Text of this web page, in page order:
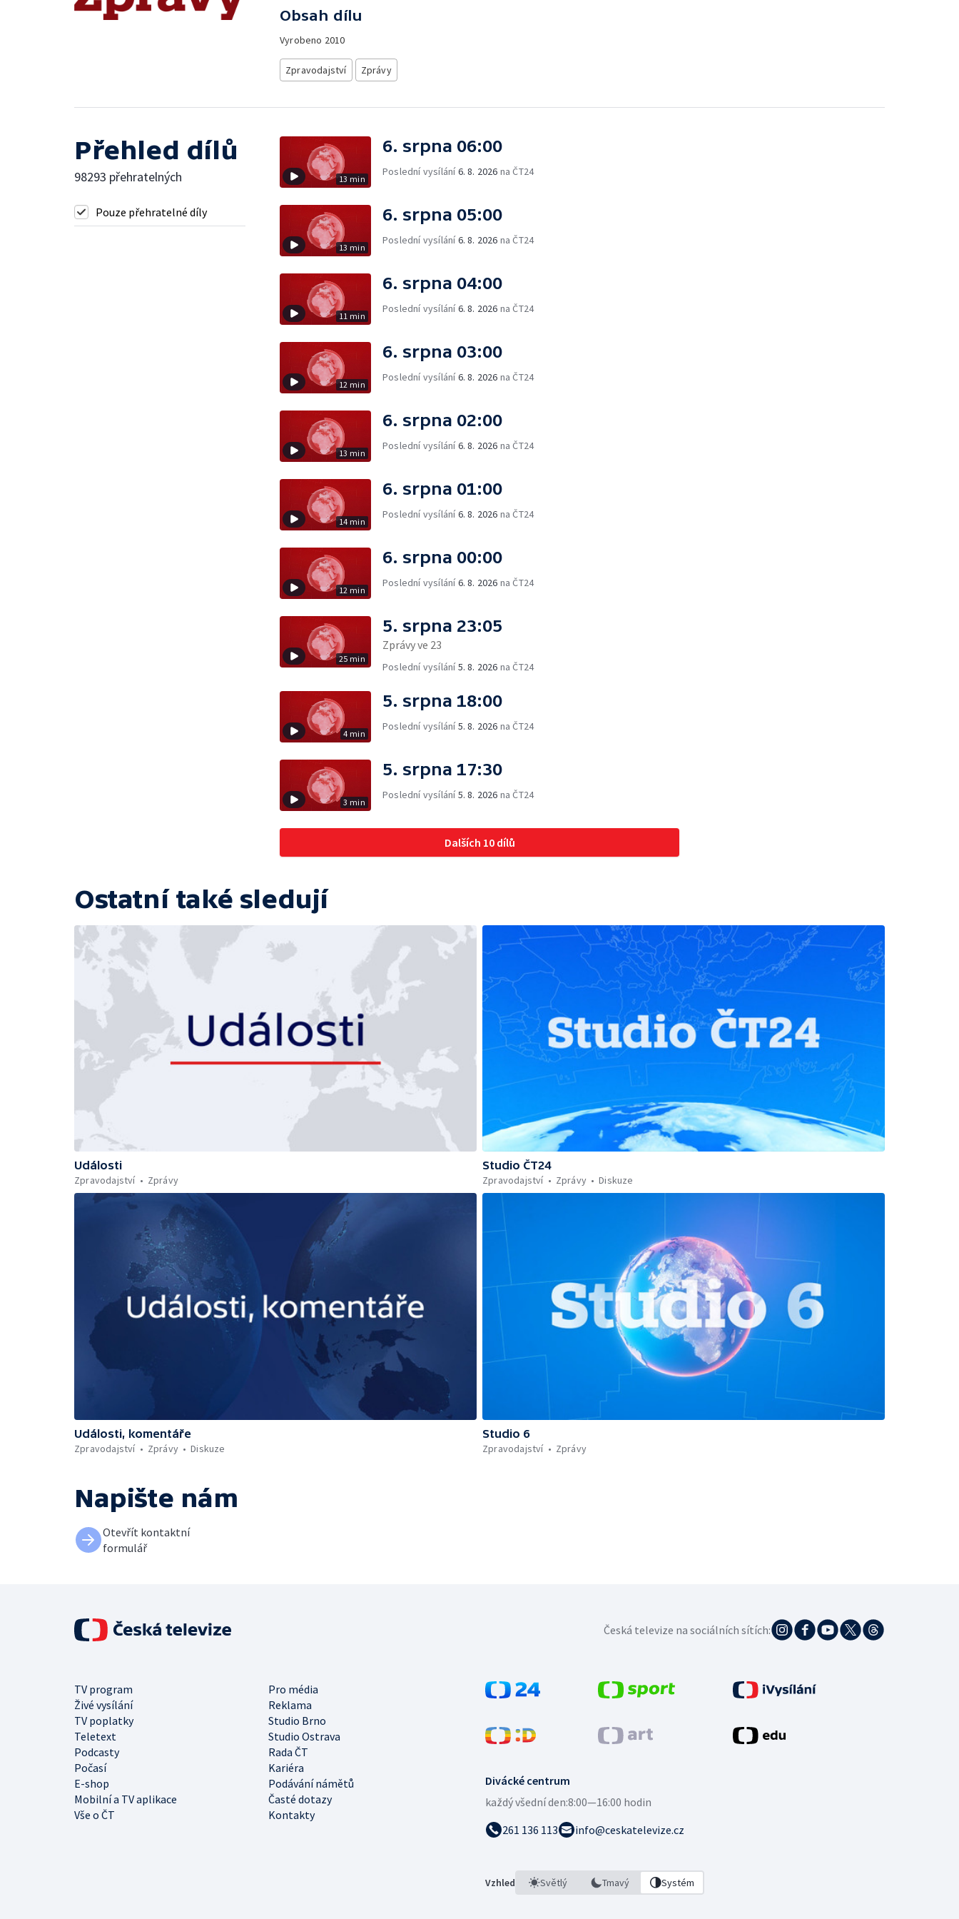
Obsah dílu
Vyrobeno 2010
Zpravodajství Zprávy
Přehled dílů
98293 přehratelných
Pouze přehratelné díly
13 min
6. srpna 06:00
Poslední vysílání6. 8. 2026 na ČT24
13 min
6. srpna 05:00
Poslední vysílání6. 8. 2026 na ČT24
11 min
6. srpna 04:00
Poslední vysílání6. 8. 2026 na ČT24
12 min
6. srpna 03:00
Poslední vysílání6. 8. 2026 na ČT24
13 min
6. srpna 02:00
Poslední vysílání6. 8. 2026 na ČT24
14 min
6. srpna 01:00
Poslední vysílání6. 8. 2026 na ČT24
12 min
6. srpna 00:00
Poslední vysílání6. 8. 2026 na ČT24
25 min
5. srpna 23:05
Zprávy ve 23
Poslední vysílání5. 8. 2026 na ČT24
4 min
5. srpna 18:00
Poslední vysílání5. 8. 2026 na ČT24
3 min
5. srpna 17:30
Poslední vysílání5. 8. 2026 na ČT24
Dalších 10 dílů
Ostatní také sledují
Události
Zpravodajství
Zprávy
Studio ČT24
Zpravodajství
Zprávy Diskuze
Události, komentáře
Zpravodajství
Zprávy Diskuze
Studio 6
Zpravodajství
Zprávy
Napište nám
Otevřít kontaktní
formulář
Divácké centrum
každý všední den:8:00—16:00 hodin
261 136 113
info@ceskatelevize.cz
Vzhled Světlý Tmavý Systém
TV program
Pro média
Živé vysílání
Reklama
TV poplatky
Studio Brno
Teletext
Studio Ostrava
Podcasty
Rada ČT
Počasí
Kariéra
E-shop
Podávání námětů
Mobilní a TV aplikace
Časté dotazy
Vše o ČT
Kontakty
Česká televize na sociálních sítích: